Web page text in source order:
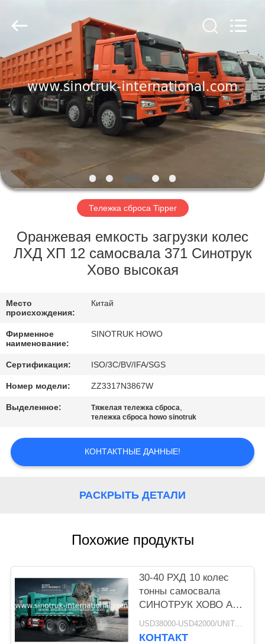
ДОМОЙ
ПРОДУКТЫ
О
НАС
ЭКСКУРСИЯ
ЗАВОДУ
КОНТРОЛЬ
СВЯЖИТЕСЬ
С
НАМИ
ЗАПРОСИТЕ
КАРТА
КОНФИДЕНЦИАЛЬНОСТИ
LTD..
Тележка сброса Tipper
Оранжевая емкость загрузки колес
ЛХД ХП 12 самосвала 371 Синотрук
Хово высокая
Место
происхождения:
Китай
Фирменное
наименование:
SINOTRUK HOWO
Сертификация: ISO/3C/BV/IFA/SGS
Номер модели: ZZ3317N3867W
Выделенное: Тяжелая тележка сброса,
тележка сброса howo sinotruk
КОНТАКТНЫЕ ДАННЫЕ!
РАСКРЫТЬ ДЕТАЛИ
Похожие продукты
30-40 РХД 10 колес
тонны самосвала
СИНОТРУК ХОВО А7
Типпер для
конструкции
USD38000-USD42000/UNIT)negotiation MOQ:1 ЕДИНИЦА
КОНТАКТ